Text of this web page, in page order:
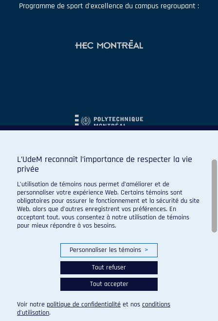
Programme de sport d'excellence du campus regroupant :
© 2026 Carabins de l'Université de Montréal. Tous droits
réservés.
Paramètres des témoins
L’UdeM reconnaît l’importance de respecter la vie
privée
L’utilisation de témoins nous permet d’améliorer et de
personnaliser votre expérience Web. Certains témoins sont
obligatoires pour assurer le fonctionnement et la sécurité du site
Web, alors que d’autres enregistrent vos préférences. En
acceptant tout, vous consentez à notre utilisation de témoins
pour mieux répondre à vos besoins.
Personnaliser les témoins >
Tout refuser
Tout accepter
Voir notre politique de confidentialité et nos conditions
d’utilisation.